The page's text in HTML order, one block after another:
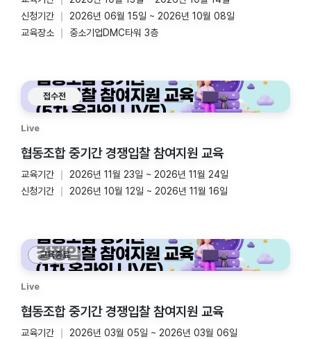
신청기간
2026년 06월 15일 ~ 2026년 10월 08일
교육장소
중소기업DMC타워 3층
접수전
Live
협동조합 중기간 경쟁입찰 참여지원 교육
교육기간
2026년 11월 23일 ~ 2026년 11월 24일
신청기간
2026년 10월 12일 ~ 2026년 11월 16일
교육종료
Live
협동조합 중기간 경쟁입찰 참여지원 교육
교육기간
2026년 03월 05일 ~ 2026년 03월 06일